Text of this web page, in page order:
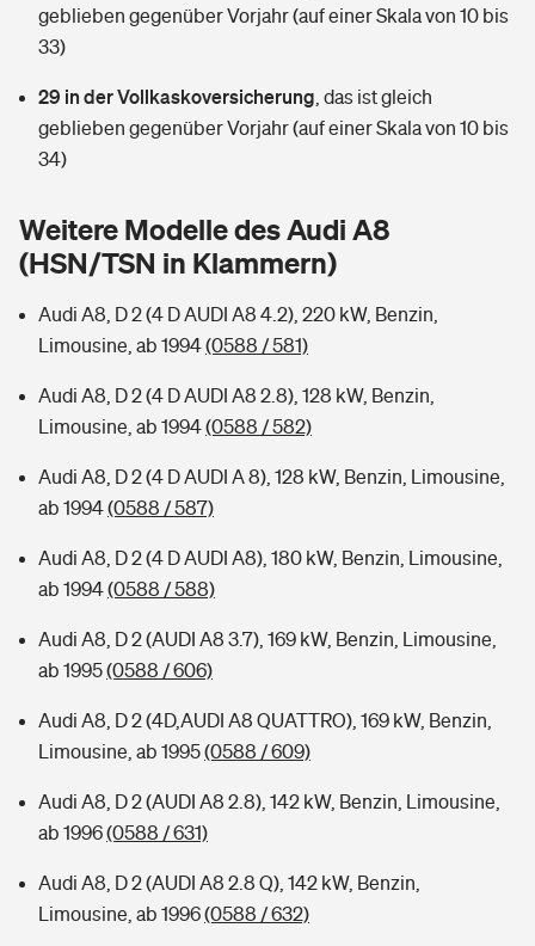
Zur Übersicht
Tools
Wer versichert was: Jetzt Versicherer finden
Sie haben Fragen?
Hundehalter-Haftpflicht
Handyversicherung
Musikinstrumentenversicherung
Zur Übersicht
Kinderunfall-Check: Mehr Sicherheit für deine Kids
Typklassen: So ist Ihr Auto eingestuft
Tools
Wer versichert was: Jetzt Versicherer finden
Sie haben Fragen?
Rentenrechner: Wie viel Geld bekomme ich im Alter?
geblieben gegenüber Vorjahr (auf einer Skala von 10 bis
33)
29 in der Vollkaskoversicherung das ist gleich
geblieben gegenüber Vorjahr (auf einer Skala von 10 bis
34)
Weitere Modelle des Audi A8
(HSN/TSN in Klammern)
Audi A8, D 2 (4 D AUDI A8 4.2), 220 kW, Benzin,
Limousine, ab 1994(0588 / 581)
Audi A8, D 2 (4 D AUDI A8 2.8), 128 kW, Benzin,
Limousine, ab 1994(0588 / 582)
Audi A8, D 2 (4 D AUDI A 8), 128 kW, Benzin, Limousine,
ab 1994(0588 / 587)
Audi A8, D 2 (4 D AUDI A8), 180 kW, Benzin, Limousine,
ab 1994(0588 / 588)
Audi A8, D 2 (AUDI A8 3.7), 169 kW, Benzin, Limousine,
ab 1995(0588 / 606)
Audi A8, D 2 (4D,AUDI A8 QUATTRO), 169 kW, Benzin,
Limousine, ab 1995(0588 / 609)
Audi A8, D 2 (AUDI A8 2.8), 142 kW, Benzin, Limousine,
ab 1996(0588 / 631)
Audi A8, D 2 (AUDI A8 2.8 Q), 142 kW, Benzin,
Limousine, ab 1996(0588 / 632)